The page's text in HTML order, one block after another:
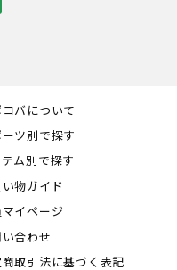
コバについて
ツ別で探す
ム別で探す
物ガイド
イページ
合わせ
取引法に基づく表記